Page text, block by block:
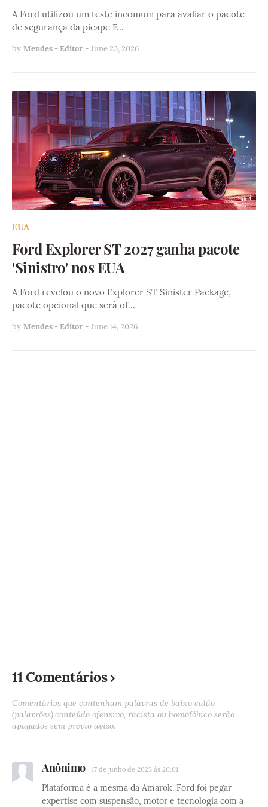
A Ford utilizou um teste incomum para avaliar o pacote
de segurança da picape F…
by Mendes - Editor - June 23, 2026
EUA
Ford Explorer ST 2027 ganha pacote
'Sinistro' nos EUA
A Ford revelou o novo Explorer ST Sinister Package,
pacote opcional que será of…
by Mendes - Editor - June 14, 2026
11 Comentários
Comentários que contenham palavras de baixo calão
(palavrões),conteúdo ofensivo, racista ou homofóbico serão
apagados sem prévio aviso.
Anônimo 17 de junho de 2023 às 20:01
Plataforma é a mesma da Amarok. Ford foi pegar
expertise com suspensão, motor e tecnologia com a